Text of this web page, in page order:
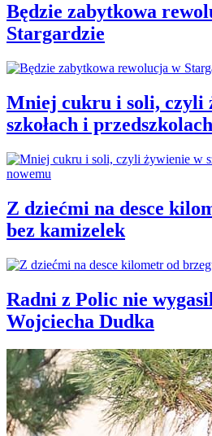
Będzie zabytkowa
Stargardzie
Mniej cukru i soli, czyli
szkołach i
Z dziećmi na desce
bez kamizelek
Radni z Polic nie
Wojciecha Dudka